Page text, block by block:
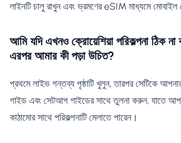
লাইনটি চালু রাখুন এবং ভ্রমণের eSIM মাধ্যমে মোবাইল
আমি যদি এখনও ক্রোয়েশিয়া পরিকল্পনা ঠিক না
এরপর আমার কী পড়া উচিত?
প্রথমে লাইভ গন্তব্য পৃষ্ঠাটি খুলুন, তারপর সেটিকে
গাইড এবং সেটআপ গাইডের সাথে তুলনা করুন, যাতে
কাঠামোর সাথে পরিকল্পনাটি মেলাতে পারেন।